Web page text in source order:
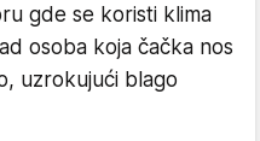
gde se koristi klima
osoba koja čačka nos
uzrokujući blago